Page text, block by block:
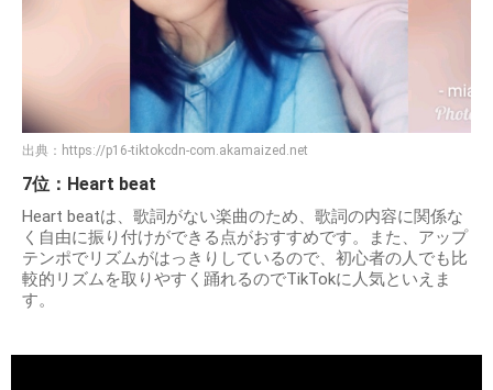
出典： https://p16-tiktokcdn-com.akamaized.net
7位：Heart beat
Heart beatは、歌詞がない楽曲のため、歌詞の内容に関係な
く自由に振り付けができる点がおすすめです。また、アップ
テンポでリズムがはっきりしているので、初心者の人でも比
較的リズムを取りやすく踊れるのでTikTokに人気といえま
す。